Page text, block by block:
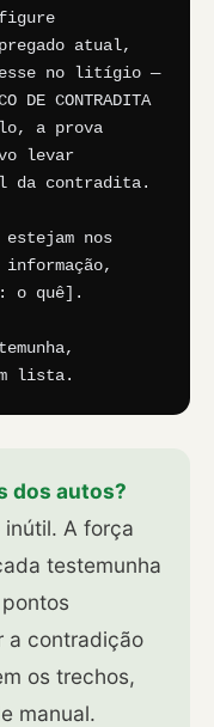
atual,
no litígio —
CONTRADITA
a prova
levar
da contradita.
nos
o quê].
lista.
dos autos?
A força
testemunha
contradição
os trechos,
manual.